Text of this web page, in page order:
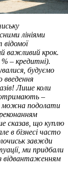
лініями
важливий крок.
– кредитні).
будуємо
введення
Лише коли
отримають –
можна подолати
сказав, що куплю
в бізнесі часто
завжди
ми придбали
відвантаженням